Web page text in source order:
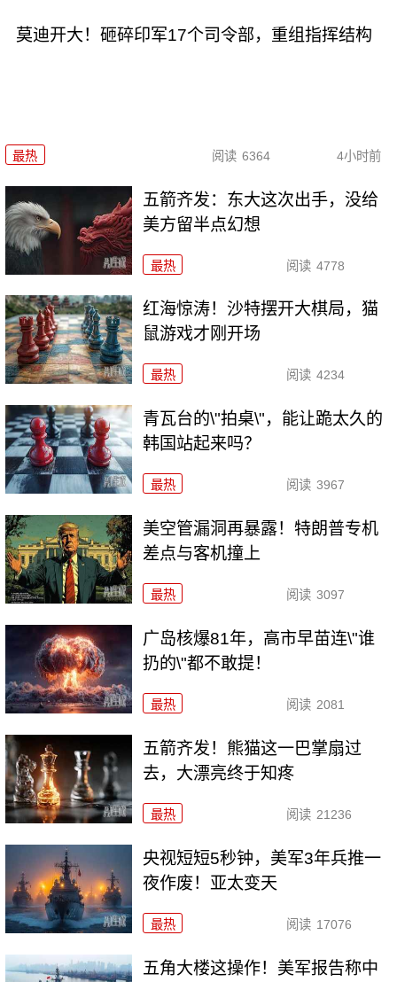
莫迪开大！砸碎印军17个司令部，重组指挥结构
最热 阅读 6364 4小时前
五箭齐发：东大这次出手，没给
美方留半点幻想
最热 阅读 4778
红海惊涛！沙特摆开大棋局，猫
鼠游戏才刚开场
最热 阅读 4234
青瓦台的\"拍桌\"，能让跪太久的
韩国站起来吗？
最热 阅读 3967
美空管漏洞再暴露！特朗普专机
差点与客机撞上
最热 阅读 3097
广岛核爆81年，高市早苗连\"谁
扔的\"都不敢提！
最热 阅读 2081
五箭齐发！熊猫这一巴掌扇过
去，大漂亮终于知疼
最热 阅读 21236
央视短短5秒钟，美军3年兵推一
夜作废！亚太变天
最热 阅读 17076
五角大楼这操作！美军报告称中